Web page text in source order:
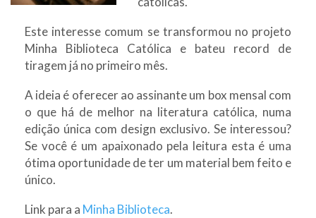
Este interesse comum se transformou no projeto
Minha Biblioteca Católica e bateu record de
tiragem já no primeiro mês.
A ideia é oferecer ao assinante um box mensal com
o que há de melhor na literatura católica, numa
edição única com design exclusivo. Se interessou?
Se você é um apaixonado pela leitura esta é uma
ótima oportunidade de ter um material bem feito e
único.
Link para a Minha Biblioteca.